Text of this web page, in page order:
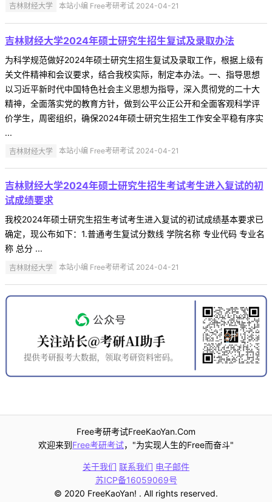
吉林财经大学 本站小编 Free考研考试 2024-04-21
吉林财经大学2024年硕士研究生招生复试及录取办法
为科学规范做好2024年硕士研究生招生复试及录取工作，根据上级有
关文件精神和会议要求，结合我校实际，制定本办法。一、指导思想
以习近平新时代中国特色社会主义思想为指导，深入贯彻党的二十大
精神，全面落实党的教育方针，做到公平公正公开和全面客观科学评
价学生，周密组织，确保2024年硕士研究生招生工作安全平稳有序实
...
吉林财经大学 本站小编 Free考研考试 2024-04-21
吉林财经大学2024年硕士研究生招生考试考生进入复试的初
试成绩要求
我校2024年硕士研究生招生考试考生进入复试的初试成绩基本要求已
确定，现公布如下：1.普通考生复试分数线 学院名称 专业代码 专业名
称 总分 ...
吉林财经大学 本站小编 Free考研考试 2024-04-21
Free考研考试FreeKaoYan.Com
欢迎来到Free考研考试，"为实现人生的Free而奋斗"
关于我们 联系我们 电子邮件
苏ICP备16059069号
© 2020 FreeKaoYan! . All rights reserved.